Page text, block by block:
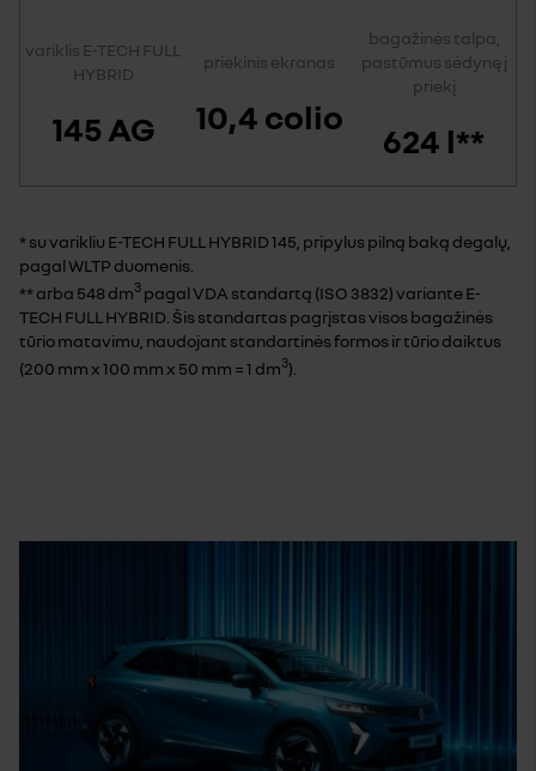
variklis E-TECH FULL
HYBRID
145 AG
priekinis ekranas
10,4 colio
bagažinės talpa,
pastūmus sėdynę į
priekį
624 l**
* su varikliu E-TECH FULL HYBRID 145, pripylus pilną baką degalų,
pagal WLTP duomenis.
** arba 548 dm3 pagal VDA standartą (ISO 3832) variante E-
TECH FULL HYBRID. Šis standartas pagrįstas visos bagažinės
tūrio matavimu, naudojant standartinės formos ir tūrio daiktus
(200 mm x 100 mm x 50 mm = 1 dm3).